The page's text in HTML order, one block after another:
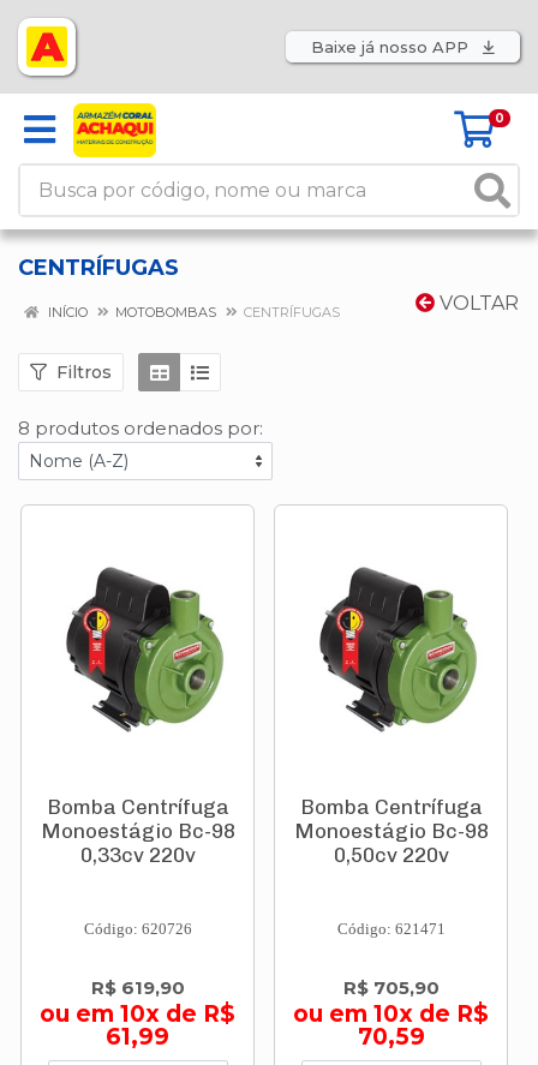
Baixe já nosso APP
0
CENTRÍFUGAS
VOLTAR
INÍCIO MOTOBOMBAS CENTRÍFUGAS
Filtros
8 produtos ordenados por:
Bomba Centrífuga
Monoestágio Bc-98
0,33cv 220v
Código: 620726
R$ 619,90
ou em 10x de R$
61,99
Bomba Centrífuga
Monoestágio Bc-98
0,50cv 220v
Código: 621471
R$ 705,90
ou em 10x de R$
70,59